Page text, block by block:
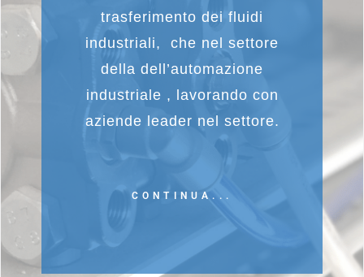
trasferimento dei fluidi
industriali, che nel settore
della dell’automazione
industriale , lavorando con
aziende leader nel settore.
CONTINUA...